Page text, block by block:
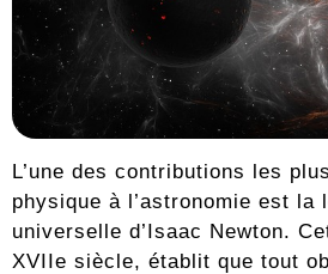
L’une des contributions les
physique à l’astronomie est la
universelle d’Isaac Newton.
XVIIe siècle, établit que tout